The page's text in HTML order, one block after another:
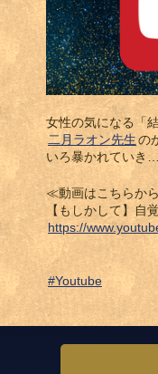
女性の気になる「
二月ラオン先生の
いろ暴かれていき
≪動画はこちらか
【もしかして】自
https://
#Youtube